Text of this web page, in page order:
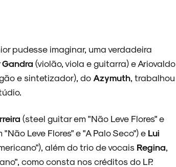
pudesse imaginar, uma verdadeira
(violão, viola e guitarra) e Ariovaldo
e sintetizador), do Azymuth , trabalhou
(steel guitar em "Não Leve Flores" e
Leve Flores" e "A Palo Seco") e Lui
além do trio de vocais Regina
como consta nos créditos do LP.